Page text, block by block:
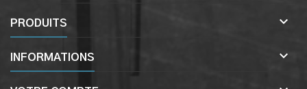
PRODUITS 
INFORMATIONS 